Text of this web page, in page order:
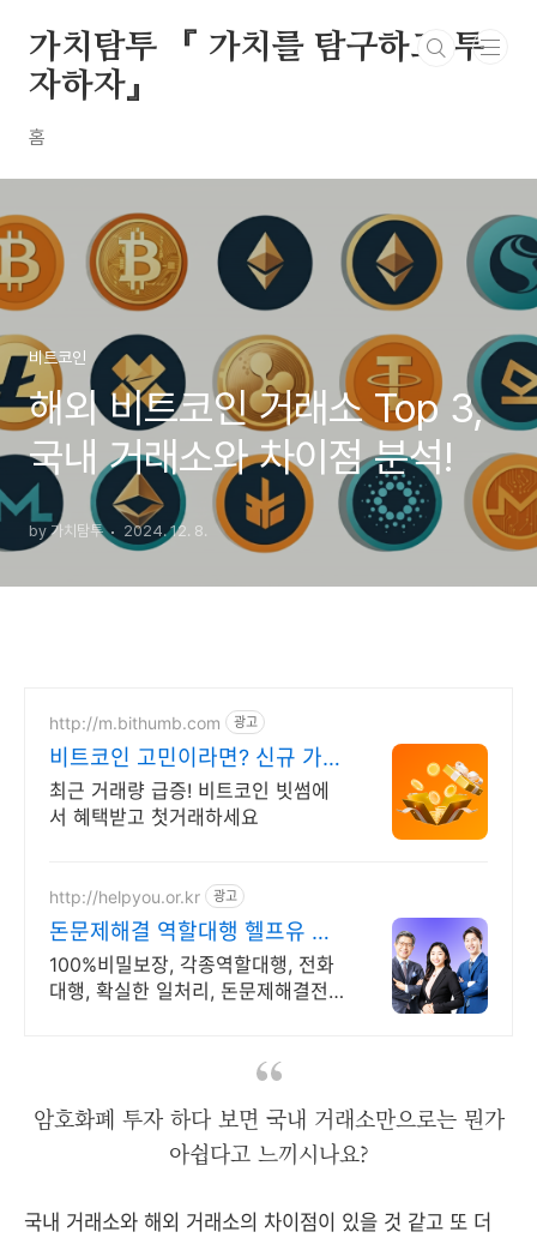
가치탐투 『 가치를 탐구하고 투
자하자』
홈
비트코인
해외 비트코인 거래소 Top 3,
국내 거래소와 차이점 분석!
by 가치탐투 2024. 12. 8.
http://m.bithumb.com 광고
비트코인 고민이라면? 신규 가입
시 5만원 혜택
최근 거래량 급증! 비트코인 빗썸에
서 혜택받고 첫거래하세요
http://helpyou.or.kr 광고
돈문제해결 역할대행 헬프유 압
도적 재이용업체
100%비밀보장, 각종역할대행, 전화
대행, 확실한 일처리, 돈문제해결전
암호화폐 투자 하다 보면 국내 거래소만으로는 뭔가
아쉽다고 느끼시나요?
국내 거래소와 해외 거래소의 차이점이 있을 것 같고 또 더